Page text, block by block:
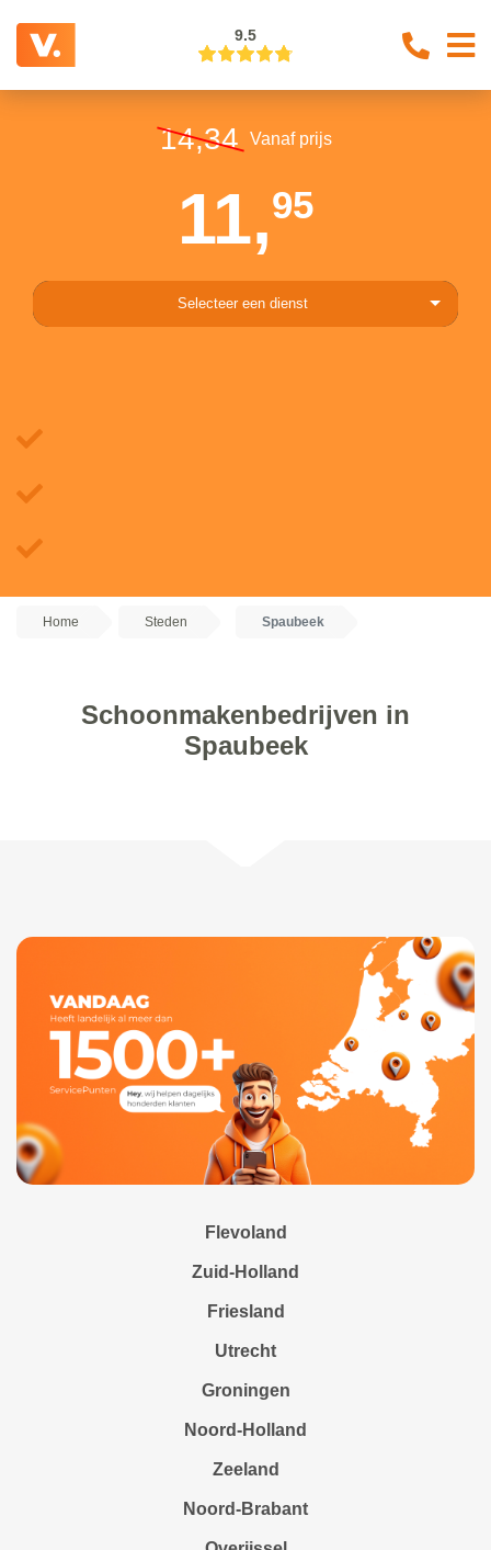
9.5
14,34 Vanaf prijs
11,95
Selecteer een dienst
Home Steden Spaubeek
Schoonmakenbedrijven in
Spaubeek
Flevoland
Zuid-Holland
Friesland
Utrecht
Groningen
Noord-Holland
Zeeland
Noord-Brabant